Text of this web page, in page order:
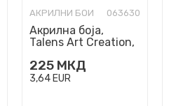
АКРИЛНИ БОИ 063630
Акрилна боја,
Talens Art Creation,
75ml
225 МКД
3,64 EUR